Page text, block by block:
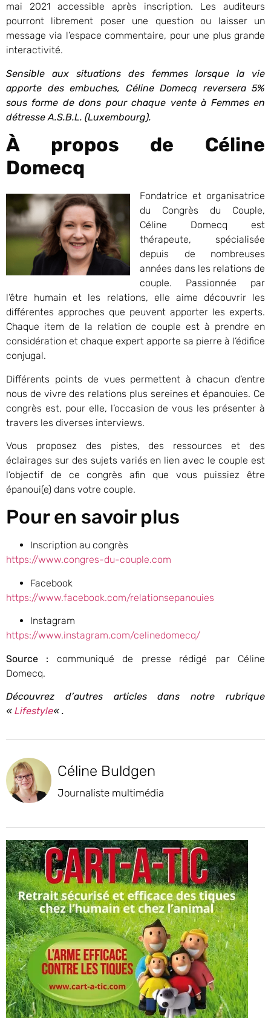
mai 2021 accessible après inscription. Les auditeurs
pourront librement poser une question ou laisser un
message via l’espace commentaire, pour une plus grande
interactivité.
Sensible aux situations des femmes lorsque la vie
apporte des embuches, Céline Domecq reversera 5%
sous forme de dons pour chaque vente à Femmes en
détresse A.S.B.L. (Luxembourg).
À propos de Céline
Domecq
Fondatrice et organisatrice
du Congrès du Couple,
Céline Domecq est
thérapeute, spécialisée
depuis de nombreuses
années dans les relations de
couple. Passionnée par
l’être humain et les relations, elle aime découvrir les
différentes approches que peuvent apporter les experts.
Chaque item de la relation de couple est à prendre en
considération et chaque expert apporte sa pierre à l’édifice
conjugal.
Différents points de vues permettent à chacun d’entre
nous de vivre des relations plus sereines et épanouies. Ce
congrès est, pour elle, l’occasion de vous les présenter à
travers les diverses interviews.
Vous proposez des pistes, des ressources et des
éclairages sur des sujets variés en lien avec le couple est
l’objectif de ce congrès afin que vous puissiez être
épanoui(e) dans votre couple.
Pour en savoir plus
Inscription au congrès
https://www.congres-du-couple.com
Facebook
https://www.facebook.com/relationsepanouies
Instagram
https://www.instagram.com/celinedomecq/
Source : communiqué de presse rédigé par Céline
Domecq.
Découvrez d’autres articles dans notre rubrique
« Lifestyle« .
Céline Buldgen
Journaliste multimédia